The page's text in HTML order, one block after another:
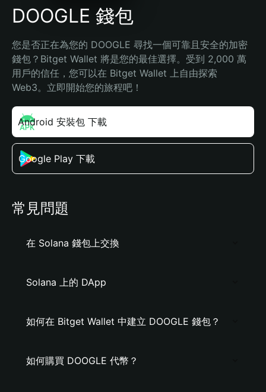
DOOGLE 錢包
您是否正在為您的 DOOGLE 尋找一個可靠且安全的加密
錢包？Bitget Wallet 將是您的最佳選擇。受到 2,000 萬
用戶的信任，您可以在 Bitget Wallet 上自由探索
Web3。立即開始您的旅程吧！
Android 安裝包 下載
Google Play 下載
常見問題
在 Solana 錢包上交換
Solana 上的 DApp
如何在 Bitget Wallet 中建立 DOOGLE 錢包？
如何購買 DOOGLE 代幣？